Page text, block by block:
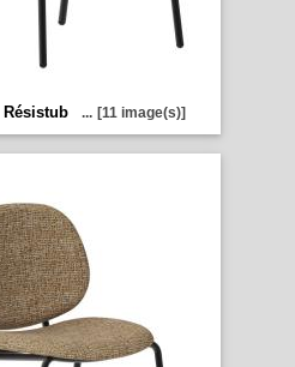
Résistub ... [11 image(s)]